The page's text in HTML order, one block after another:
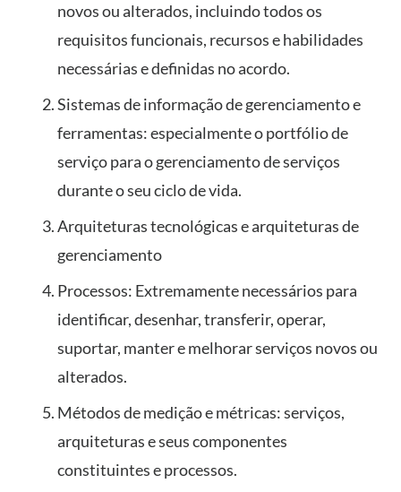
novos ou alterados, incluindo todos os
requisitos funcionais, recursos e habilidades
necessárias e definidas no acordo.
Sistemas de informação de gerenciamento e
ferramentas: especialmente o portfólio de
serviço para o gerenciamento de serviços
durante o seu ciclo de vida.
Arquiteturas tecnológicas e arquiteturas de
gerenciamento
Processos: Extremamente necessários para
identificar, desenhar, transferir, operar,
suportar, manter e melhorar serviços novos ou
alterados.
Métodos de medição e métricas: serviços,
arquiteturas e seus componentes
constituintes e processos.